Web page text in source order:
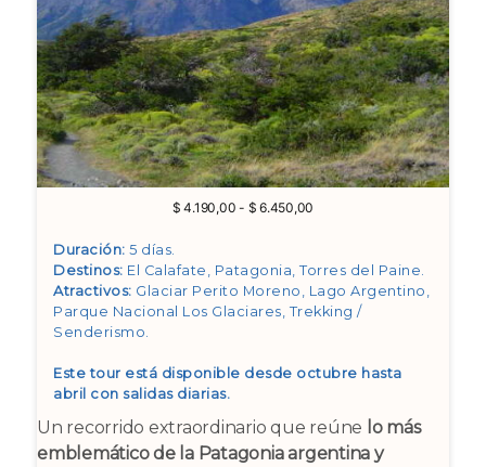
$ 4.190,00 - $ 6.450,00
desde
$ 4.190,00
hasta
$ 6.450,00
Duración: 5 días.
Destinos: El Calafate, Patagonia, Torres del Paine
Atractivos: Glaciar Perito Moreno, Lago Argentino,
Parque Nacional Los Glaciares, Trekking /
Senderismo
Este tour está disponible desde octubre hasta
abril con salidas diarias.
Un recorrido extraordinario que reúne lo más
emblemático de la Patagonia argentina y